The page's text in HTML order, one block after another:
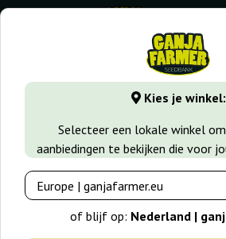
Kies je winkel:
Selecteer een lokale winkel
aanbiedingen te bekijken die voor
of blijf op: Nederland |
GanjaFarmer.nl Wiet soorten
-25%
+gratisie